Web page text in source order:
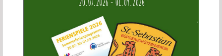
Rechtliches